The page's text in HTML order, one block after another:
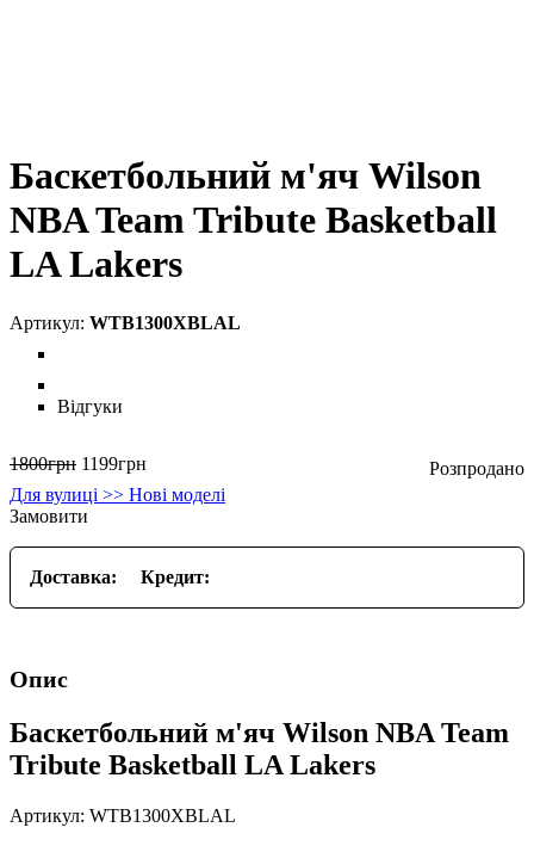
Баскетбольний м'яч Wilson
NBA Team Tribute Basketball
LA Lakers
WTB1300XBLAL
Відгуки
1800грн 1199грн
Для вулиці >> Нові моделі
Замовити
Доставка: Кредит:
Опис
Баскетбольний м'яч Wilson NBA Team
Tribute Basketball LA Lakers
Артикул: WTB1300XBLAL